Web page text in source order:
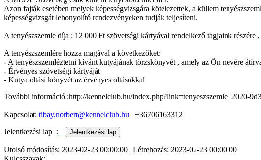
Azon fajták esetében melyek képességvizsgára kötelezettek, a küllem
képességvizsgát lebonyolító rendezvényeken tudják teljesíteni.
A tenyészszemle díja : 12 000 Ft szövetségi kártyával rendelkező tagjaink
A tenyészszemlére hozza magával a következőket:
- A tenyészszemléztetni kívánt kutyájának törzskönyvét , amely az Ön nevére
- Érvényes szövetségi kártyáját
- Kutya oltási könyvét az érvényes oltásokkal
További információ :http://kennelclub.hu/index.php?link=tenyeszszemle_2020-
Kapcsolat: tibay.norbert@kennelclub.hu, +36706163312
Jelentkezési lap :
Utolsó módosítás: 2023-02-23 00:00:00 | Létrehozás: 2023-02-23 00:00:00
Kulcsszavak: